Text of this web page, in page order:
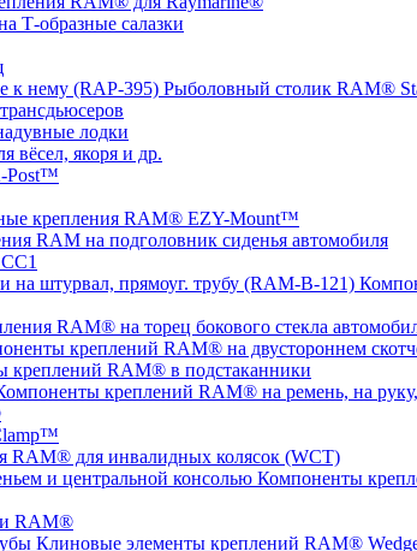
Т-образные салазки
Рыболовный столик RAM®
лодки
вёсел, якоря и др.
Post™
крепления RAM® EZY-Mount™
RAM на подголовник сиденья автомобиля
RAM® на торец бокового стекла
креплений RAM® на двустороннем
креплений RAM® в подстаканники
креплений RAM® на ремень, на
RAM® для инвалидных колясок (WCT)
Компоненты
RAM®
Клиновые элементы креплений RAM®